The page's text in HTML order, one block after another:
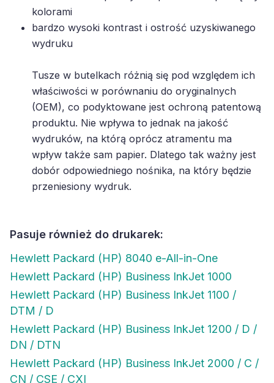
bardzo wysoki kontrast i ostrość uzyskiwanego
Tusze w butelkach różnią się pod względem ich
właściwości w porównaniu do oryginalnych
(OEM), co podyktowane jest ochroną patentową
produktu. Nie wpływa to jednak na jakość
wydruków, na którą oprócz atramentu ma
wpływ także sam papier. Dlatego tak ważny jest
dobór odpowiedniego nośnika, na który będzie
przeniesiony wydruk.
Pasuje również do drukarek:
Hewlett Packard (HP) 8040 e-All-in-One
Hewlett Packard (HP) Business InkJet 1000
Hewlett Packard (HP) Business InkJet 1100 /
DTM / D
Hewlett Packard (HP) Business InkJet 1200 / D /
DN / DTN
Hewlett Packard (HP) Business InkJet 2000 / C /
CN / CSE / CXI